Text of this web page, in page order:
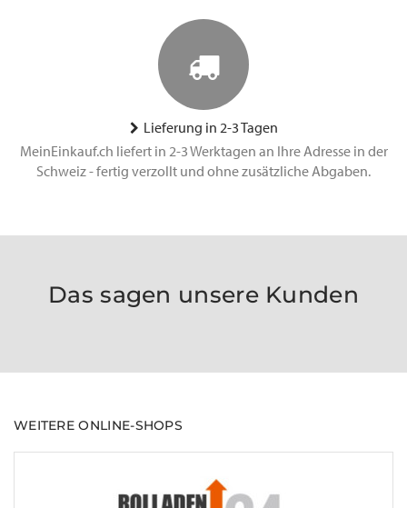
Lieferung in 2-3 Tagen
MeinEinkauf.ch liefert in 2-3 Werktagen an Ihre Adresse in der
Schweiz - fertig verzollt und ohne zusätzliche Abgaben.
Das sagen unsere Kunden
WEITERE ONLINE-SHOPS